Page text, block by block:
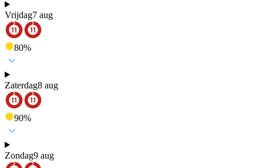
Vrijdag7 aug
80%
Zaterdag8 aug
90%
Zondag9 aug